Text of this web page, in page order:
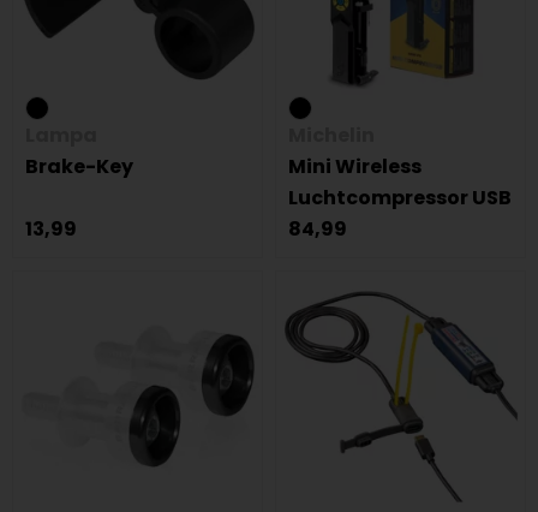
Brake-Key
13,99
Mini Wireless
Luchtcompressor USB
84,99